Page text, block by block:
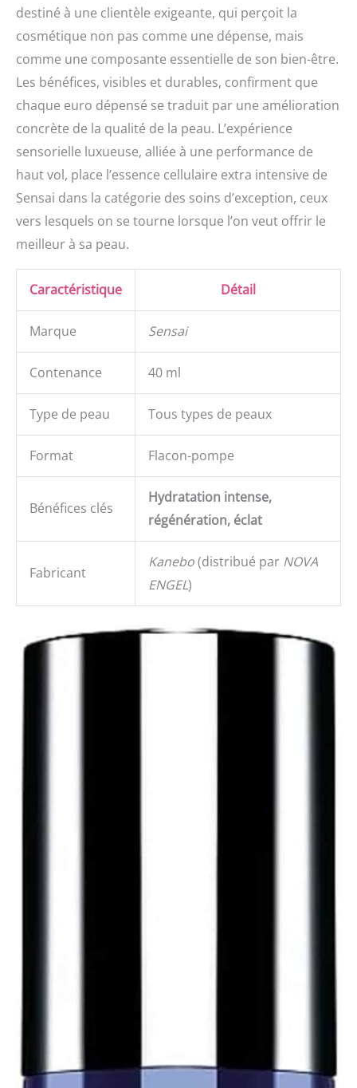
destiné à une clientèle exigeante, qui perçoit la
cosmétique non pas comme une dépense, mais
comme une composante essentielle de son bien-être.
Les bénéfices, visibles et durables, confirment que
chaque euro dépensé se traduit par une amélioration
concrète de la qualité de la peau. L’expérience
sensorielle luxueuse, alliée à une performance de
haut vol, place l’essence cellulaire extra intensive de
Sensai dans la catégorie des soins d’exception, ceux
vers lesquels on se tourne lorsque l’on veut offrir le
meilleur à sa peau.
Caractéristique Détail
Marque Sensai
Contenance 40 ml
Type de peau Tous types de peaux
Format Flacon-pompe
Bénéfices clés
Hydratation intense,
régénération, éclat
Fabricant
Kanebo(distribué par NOVA
ENGEL)